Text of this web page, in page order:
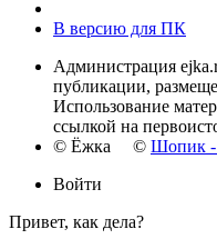
В версию для ПК
Администрация
публикации,
Использование
ссылкой на
© Ёжка © Шопик -
Войти
Привет, как дела?